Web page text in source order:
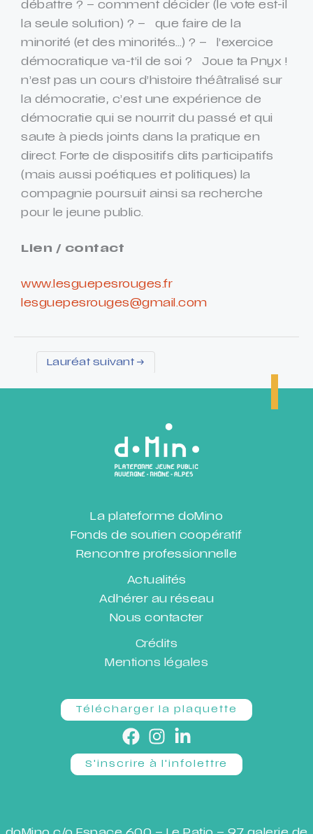
débattre ? – comment décider (le vote est-il
la seule solution) ? – que faire de la
minorité (et des minorités…) ? – l’exercice
démocratique va-t’il de soi ? Joue ta Pnyx !
n’est pas un cours d’histoire théâtralisé sur
la démocratie, c’est une expérience de
démocratie qui se nourrit du passé et qui
saute à pieds joints dans la pratique en
direct. Forte de dispositifs dits participatifs
(mais aussi poétiques et politiques) la
compagnie poursuit ainsi sa recherche
pour le jeune public.
Lien / contact
www.lesguepesrouges.fr
lesguepesrouges@gmail.com
Lauréat suivant →
La plateforme doMino
Fonds de soutien coopératif
Rencontre professionnelle
Actualités
Adhérer au réseau
Nous contacter
Crédits
Mentions légales
Télécharger la plaquette
S'inscrire à l'infolettre